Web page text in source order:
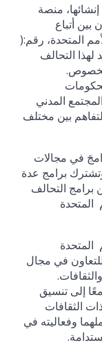
منصة
بين أتباع
المتحدة، رقم:(
ديسمبر 2009، المؤيِّد لهذا التحالف
المدني
بين مختلف
في مجالات
برامج عدة
التحالف
المتحدة
تفاهم للتعاون في مجال
إلى تنسيق
الثقافات
وفعاليته في